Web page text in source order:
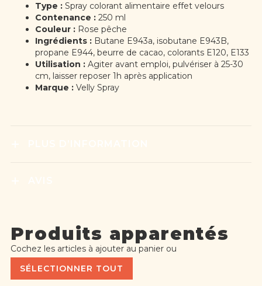
Type :Spray colorant alimentaire effet velours
Contenance :250 ml
Couleur :Rose pêche
Ingrédients :Butane E943a, isobutane E943B,
propane E944, beurre de cacao, colorants E120, E133
Utilisation :Agiter avant emploi, pulvériser à 25-30
cm, laisser reposer 1h après application
Marque :Velly Spray
Produits apparentés
Cochez les articles à ajouter au panier ou
SÉLECTIONNER TOUT